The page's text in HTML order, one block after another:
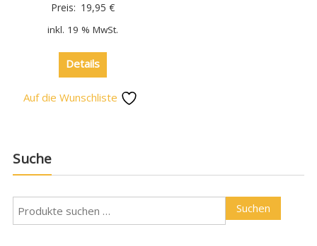
Preis: 19,95 €
inkl. 19 % MwSt.
Details
Auf die Wunschliste
Suche
Suchen